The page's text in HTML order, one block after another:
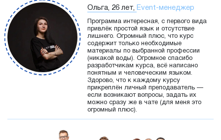
Ольга, 26 лет, Event-менеджер
Программа интересная, с первого вида
привлёк простой язык и отсутствие
лишнего. Огромный плюс, что курс
содержит только необходимые
материалы по выбранной профессии
(никакой воды). Огромное спасибо
разработчикам курса, всё написано
понятным и человеческим языком.
Здорово, что к каждому курсу
прикреплён личный преподаватель —
если возникают вопросы, задать их
можно сразу же в чате (для меня это
огромный плюс).